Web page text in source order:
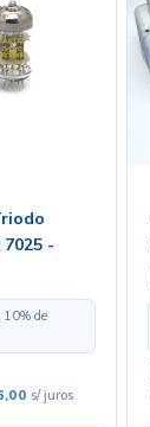
7025 -
10% de
s/ juros